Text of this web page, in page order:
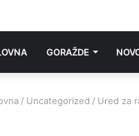
GORAŽDE
/ Uncategorized / Ured za